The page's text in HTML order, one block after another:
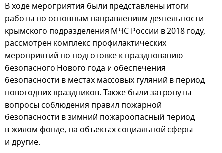
В ходе мероприятия были представлены итоги
работы по основным направлениям деятельности
крымского подразделения МЧС России в 2018 году,
рассмотрен комплекс профилактических
мероприятий по подготовке к празднованию
безопасного Нового года и обеспечения
безопасности в местах массовых гуляний в период
новогодних праздников. Также были затронуты
вопросы соблюдения правил пожарной
безопасности в зимний пожароопасный период
в жилом фонде, на объектах социальной сферы
и другие.